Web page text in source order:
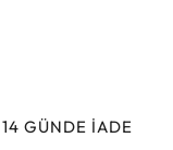
14 GÜNDE İADE